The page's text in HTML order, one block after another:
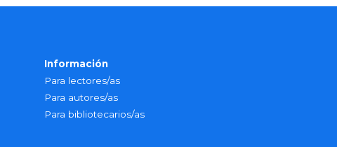
Información
Para lectores/as
Para autores/as
Para bibliotecarios/as